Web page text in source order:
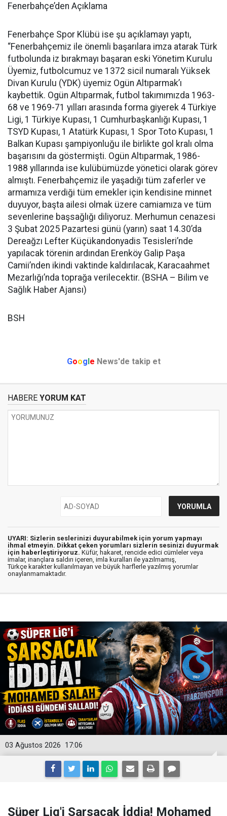
Fenerbahçe’den Açıklama
Fenerbahçe Spor Klübü ise şu açıklamayı yaptı,
“Fenerbahçemiz ile önemli başarılara imza atarak Türk
futbolunda iz bırakmayı başaran eski Yönetim Kurulu
Üyemiz, futbolcumuz ve 1372 sicil numaralı Yüksek
Divan Kurulu (YDK) üyemiz Ogün Altıparmak’ı
kaybettik. Ogün Altıparmak, futbol takımımızda 1963-
68 ve 1969-71 yılları arasında forma giyerek 4 Türkiye
Ligi, 1 Türkiye Kupası, 1 Cumhurbaşkanlığı Kupası, 1
TSYD Kupası, 1 Atatürk Kupası, 1 Spor Toto Kupası, 1
Balkan Kupası şampiyonluğu ile birlikte gol kralı olma
başarısını da göstermişti. Ogün Altıparmak, 1986-
1988 yıllarında ise kulübümüzde yönetici olarak görev
almıştı. Fenerbahçemiz ile yaşadığı tüm zaferler ve
armamıza verdiği tüm emekler için kendisine minnet
duyuyor, başta ailesi olmak üzere camiamıza ve tüm
sevenlerine başsağlığı diliyoruz. Merhumun cenazesi
3 Şubat 2025 Pazartesi günü (yarın) saat 14.30’da
Dereağzı Lefter Küçükandonyadis Tesisleri’nde
yapılacak törenin ardından Erenköy Galip Paşa
Camii’nden ikindi vaktinde kaldırılacak, Karacaahmet
Mezarlığı’nda toprağa verilecektir. (BSHA – Bilim ve
Sağlık Haber Ajansı)
BSH
Google News'de takip et
HABERE YORUM KAT
UYARI: Sizlerin seslerinizi duyurabilmek için yorum yapmayı
ihmal etmeyin. Dikkat çeken yorumları sizlerin sesinizi duyurmak
için haberleştiriyoruz. Küfür, hakaret, rencide edici cümleler veya
imalar, inançlara saldırı içeren, imla kuralları ile yazılmamış,
Türkçe karakter kullanılmayan ve büyük harflerle yazılmış yorumlar
onaylanmamaktadır.
17:06
03 Ağustos 2026
Süper Lig'i Sarsacak İddia! Mohamed